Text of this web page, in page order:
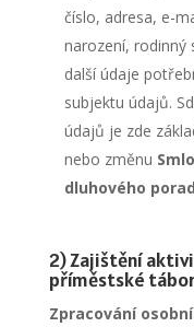
číslo, adresa, e-
narození, rodinný
další údaje
subjektu údajů.
údajů je zde
nebo změnu
dluhového
2) Zajištění
příměstské
Zpracování